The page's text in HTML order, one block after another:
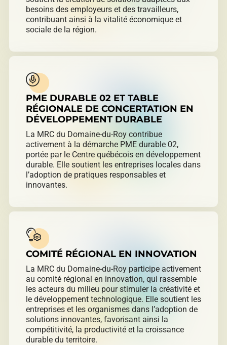
besoins des employeurs et des travailleurs,
contribuant ainsi à la vitalité économique et
sociale de la région.
PME DURABLE 02 ET TABLE
RÉGIONALE DE CONCERTATION EN
DÉVELOPPEMENT DURABLE
La MRC du Domaine-du-Roy contribue
activement à la démarche PME durable 02,
portée par le Centre québécois en développement
durable. Elle soutient les entreprises locales dans
l’adoption de pratiques responsables et
innovantes.
COMITÉ RÉGIONAL EN INNOVATION
La MRC du Domaine-du-Roy participe activement
au comité régional en innovation, qui rassemble
les acteurs du milieu pour stimuler la créativité et
le développement technologique. Elle soutient les
entreprises et les organismes dans l’adoption de
solutions innovantes, favorisant ainsi la
compétitivité, la productivité et la croissance
durable du territoire.